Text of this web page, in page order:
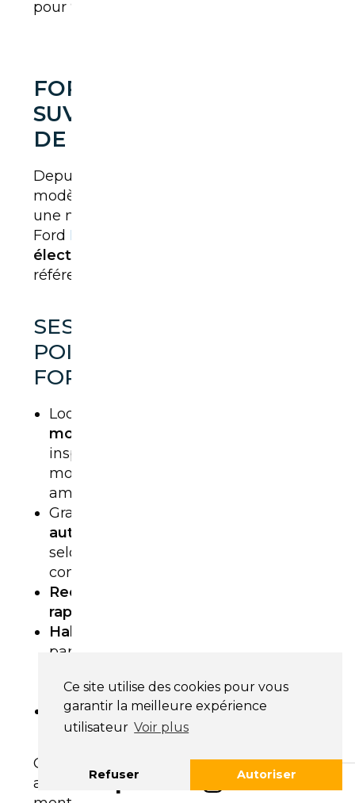
Ce site utilise des cookies pour vous
garantir la meilleure expérience
utilisateur Voir plus
Refuser Autoriser
pour 90 % des acheteurs.
FORD EXPLORER : LE
SUV ÉLECTRIQUE HAUT
DE GAMME
Depuis la montée en puissance des
modèles électriques, Ford a développé
une nouvelle version européenne du
Ford Explorer
électrique
références du segment.
SES
POINTS
FORTS
Look
moderne
inspiré des
modèles
américains
Grande
autonomie
selon la
configuration
Recharge
rapide
Habitabilité
parfaite pour
nombreuse
Confort
remarquable
C’est un SUV
ambitieux, qui